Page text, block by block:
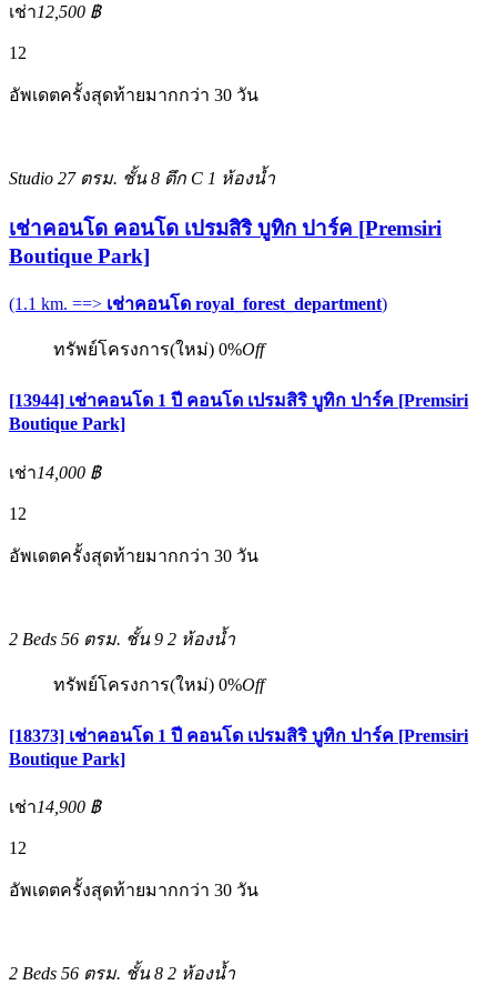
เช่า12,500 ฿
12
อัพเดตครั้งสุดท้ายมากกว่า 30 วัน
Studio 27 ตรม. ชั้น 8 ตึก C 1 ห้องน้ำ
เช่าคอนโด คอนโด เปรมสิริ บูทิก ปาร์ค [Premsiri
Boutique Park]
(1.1 km. ==> เช่าคอนโด royal_forest_department)
ทรัพย์โครงการ(ใหม่) 0%Off
[13944] เช่าคอนโด 1 ปี คอนโด เปรมสิริ บูทิก ปาร์ค [Premsiri
Boutique Park]
เช่า14,000 ฿
12
อัพเดตครั้งสุดท้ายมากกว่า 30 วัน
2 Beds 56 ตรม. ชั้น 9 2 ห้องน้ำ
ทรัพย์โครงการ(ใหม่) 0%Off
[18373] เช่าคอนโด 1 ปี คอนโด เปรมสิริ บูทิก ปาร์ค [Premsiri
Boutique Park]
เช่า14,900 ฿
12
อัพเดตครั้งสุดท้ายมากกว่า 30 วัน
2 Beds 56 ตรม. ชั้น 8 2 ห้องน้ำ